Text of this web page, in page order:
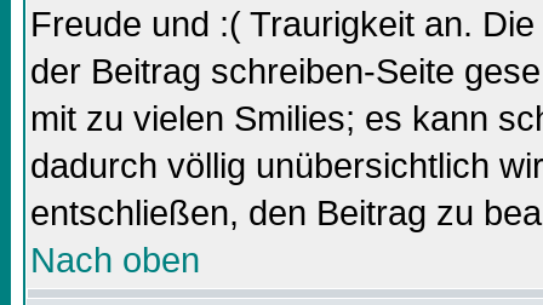
Freude und :( Traurigkeit an.
der Beitrag schreiben-Seite
mit zu vielen Smilies; es kann
dadurch völlig unübersichtlich
entschließen, den Beitrag zu
Nach oben